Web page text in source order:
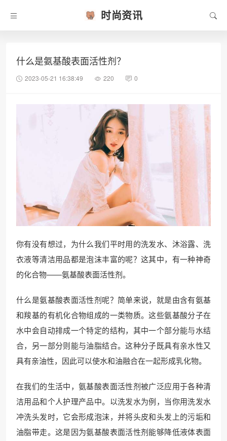
时尚资讯
什么是氨基酸表面活性剂？
2023-05-21 16:38:49 220 0
你有没有想过，为什么我们平时用的洗发水、沐浴露、洗
衣液等清洁用品都是泡沫丰富的呢？这其中，有一种神奇
的化合物——氨基酸表面活性剂。
什么是氨基酸表面活性剂呢？简单来说，就是由含有氨基
和羧基的有机化合物组成的一类物质。这些氨基酸分子在
水中会自动排成一个特定的结构，其中一个部分能与水结
合，另一部分则能与油脂结合。这种分子既具有亲水性又
具有亲油性，因此可以使水和油融合在一起形成乳化物。
在我们的生活中，氨基酸表面活性剂被广泛应用于各种清
洁用品和个人护理产品中。以洗发水为例，当你用洗发水
冲洗头发时，它会形成泡沫，并将头皮和头发上的污垢和
油脂带走。这是因为氨基酸表面活性剂能够降低液体表面